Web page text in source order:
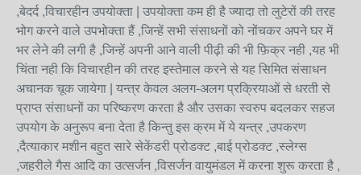
,बेदर्द ,विचारहीन उपयोक्ता | उपयोक्ता कम ही है ज्यादा तो लुटेरों की तरह
भोग करने वाले उपभोक्ता हैं ,जिन्हें सभी संसाधनों को नोंचकर अपने घर में
भर लेने की लगी है ,जिन्हें अपनी आने वाली पीढ़ी की भी फ़िक्र नही ,यह भी
चिंता नही कि विचारहीन की तरह इस्तेमाल करने से यह सिमित संसाधन
अचानक चूक जायेगा | यन्त्र केवल अलग-अलग प्रक्रियाओं से धरती से
प्राप्त संसाधनों का परिष्करण करता है और उसका स्वरुप बदलकर सहज
उपयोग के अनुरूप बना देता है किन्तु इस क्रम में ये यन्त्र ,उपकरण
,दैत्याकार मशीन बहुत सारे सेकेंडरी प्रोडक्ट ,बाई प्रोडक्ट ,स्लेग्स
,जहरीले गैस आदि का उत्सर्जन ,विसर्जन वायुमंडल में करना शुरू करता है ,